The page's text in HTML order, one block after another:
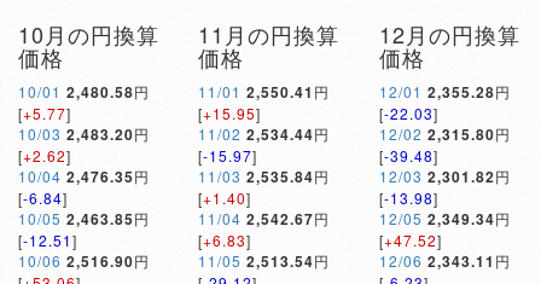
10月の円換算
価格
10/01 2,480.58円
[+5.77]
10/03 2,483.20円
[+2.62]
10/04 2,476.35円
[-6.84]
10/05 2,463.85円
[-12.51]
10/06 2,516.90円
11月の円換算
価格
11/01 2,550.41 円
[+15.95]
11/02 2,534.44円
[-15.97]
11/03 2,535.84円
[+1.40]
11/04 2,542.67円
[+6.83]
11/05 2,513.54円
12月の円換算
価格
12/01 2,355.28円
[-22.03]
12/02 2,315.80円
[-39.48]
12/03 2,301.82円
[-13.98]
12/05 2,349.34円
[+47.52]
12/06 2,343.11 円